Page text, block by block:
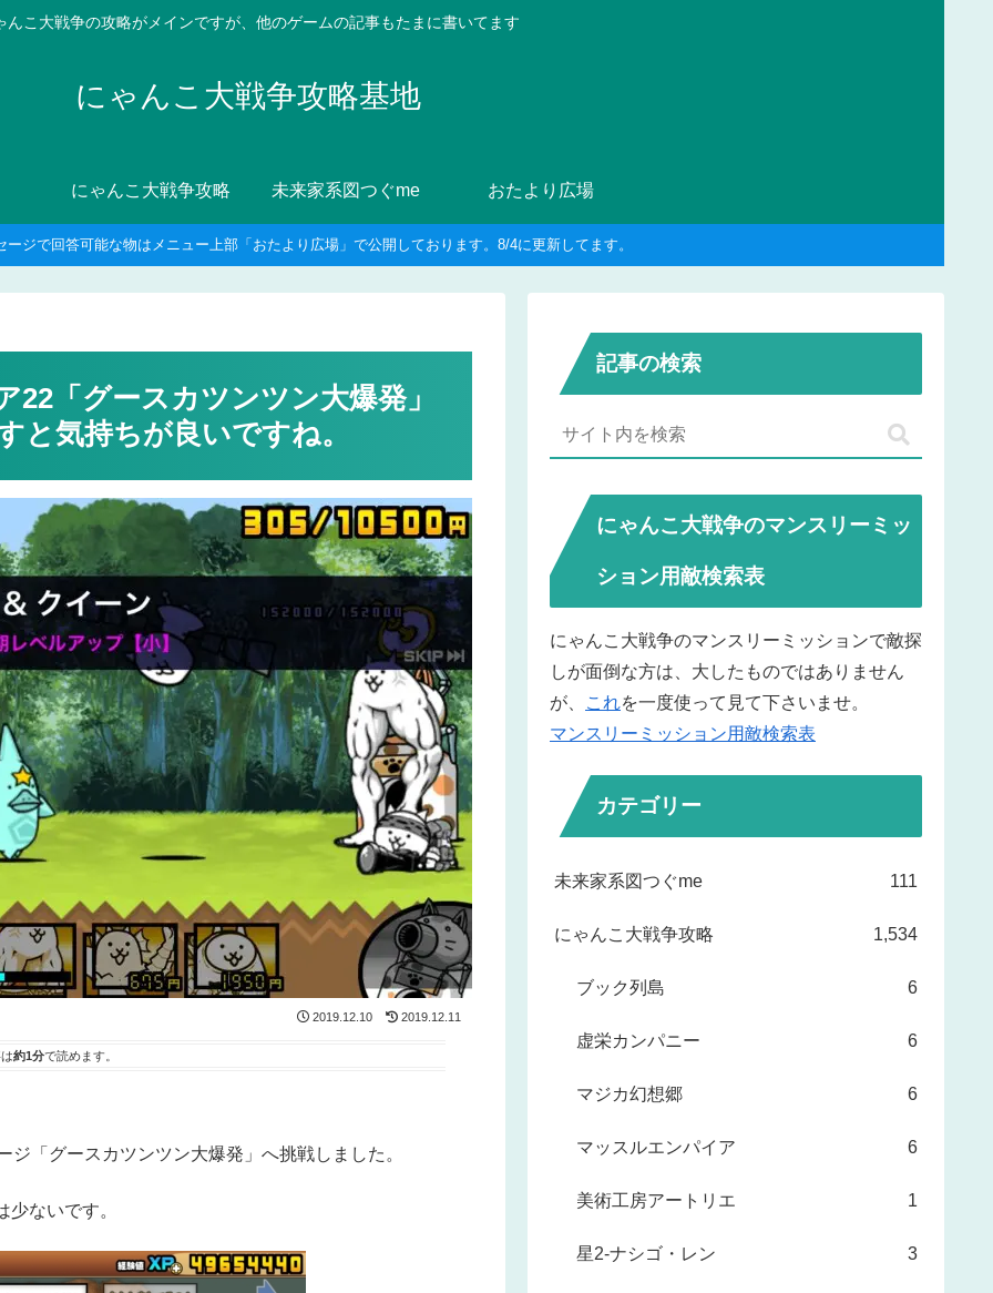
んこ大戦争の攻略がメインですが、他のゲームの記事もたまに書いてます
にゃんこ大戦争攻略基地
にゃんこ大戦争攻略 未来家系図つぐme おたより広場
ージで回答可能な物はメニュー上部「おたより広場」で公開しております。8/4に更新してます。
「グースカツンツン大爆発」
と気持ちが良いですね。
2019.12.10 2019.12.11
約1分で読めます。
「グースカツンツン大爆発」へ挑戦しました。
ないです。
記事の検索
にゃんこ大戦争のマンスリーミッ
ション用敵検索表
にゃんこ大戦争のマンスリーミッションで敵探
しが面倒な方は、大したものではありません
が、
これを一度使って見て下さいませ。
マンスリーミッション用敵検索表
カテゴリー
未来家系図つぐme 111
にゃんこ大戦争攻略 1,534
ブック列島 6
虚栄カンパニー 6
マジカ幻想郷 6
マッスルエンパイア 6
美術工房アートリエ 1
星2-ナシゴ・レン 3